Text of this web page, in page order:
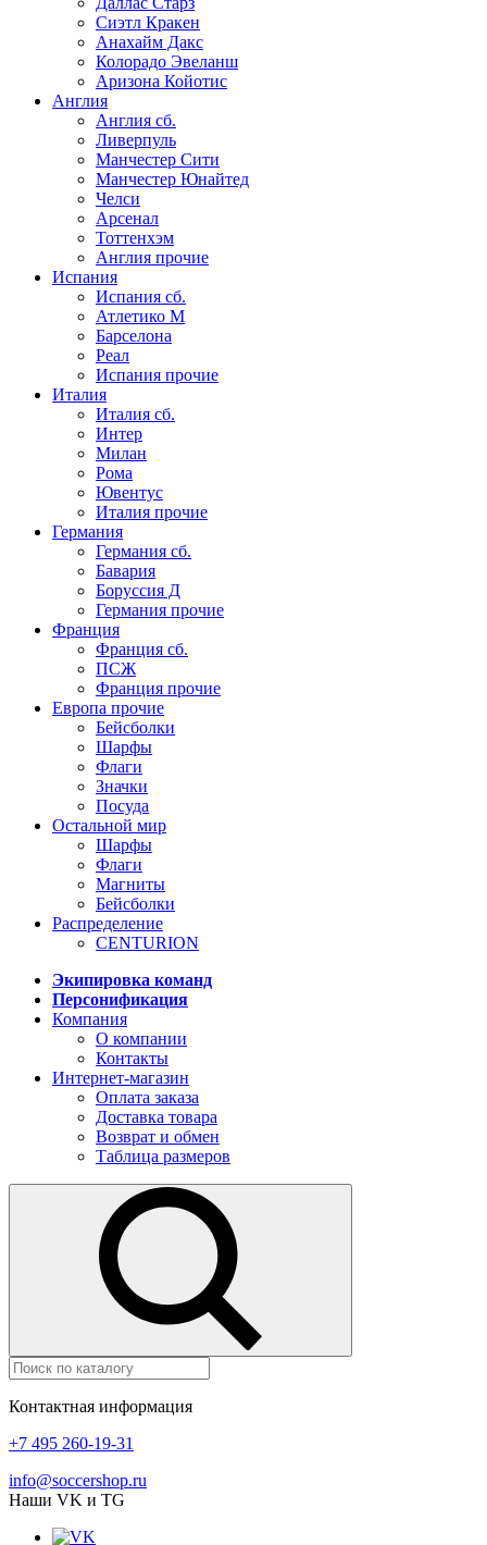
Сиэтл Кракен
Анахайм Дакс
Колорадо Эвеланш
Аризона Койотис
Англия
Англия сб.
Ливерпуль
Манчестер Сити
Манчестер Юнайтед
Челси
Арсенал
Тоттенхэм
Англия прочие
Испания
Испания сб.
Атлетико М
Барселона
Реал
Испания прочие
Италия
Италия сб.
Интер
Милан
Рома
Ювентус
Италия прочие
Германия
Германия сб.
Бавария
Боруссия Д
Германия прочие
Франция
Франция сб.
ПСЖ
Франция прочие
Европа прочие
Бейсболки
Шарфы
Флаги
Значки
Посуда
Остальной мир
Шарфы
Флаги
Магниты
Бейсболки
Распределение
CENTURION
Экипировка команд
Персонификация
Компания
О компании
Контакты
Интернет-магазин
Оплата заказа
Доставка товара
Возврат и обмен
Таблица размеров
Контактная информация
+7 495 260-19-31
info@soccershop.ru
Наши VK и TG